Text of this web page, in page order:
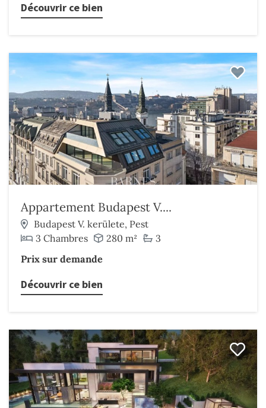
Découvrir ce bien
Appartement Budapest V....
Budapest V. kerülete, Pest
3 Chambres
280 m²
3
Prix sur demande
Découvrir ce bien